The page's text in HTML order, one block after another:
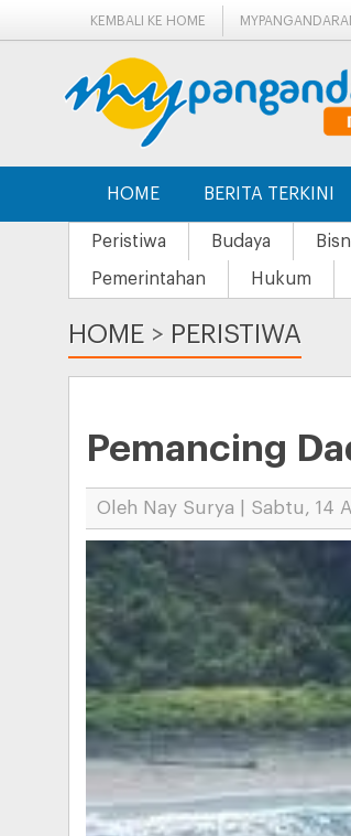
KEMBALI KE HOME
HOME BERITA TERKINI
Peristiwa Budaya
Pemerintahan Hukum
HOME > PERISTIWA
Pemancing
Oleh Nay Surya | Sabtu, 14